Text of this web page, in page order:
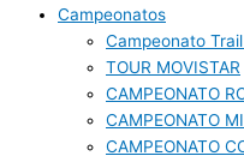
Campeonatos
Campeonato
TOUR MOVISTAR
CAMPEONATO
CAMPEONATO
CAMPEONATO